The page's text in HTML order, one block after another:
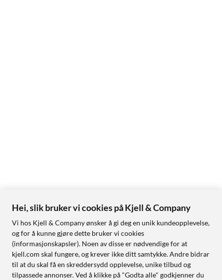
Hei, slik bruker vi cookies på Kjell & Company
Vi hos Kjell & Company ønsker å gi deg en unik kundeopplevelse,
og for å kunne gjøre dette bruker vi cookies
(informasjonskapsler). Noen av disse er nødvendige for at
kjell.com skal fungere, og krever ikke ditt samtykke. Andre bidrar
til at du skal få en skreddersydd opplevelse, unike tilbud og
tilpassede annonser. Ved å klikke på "Godta alle" godkjenner du